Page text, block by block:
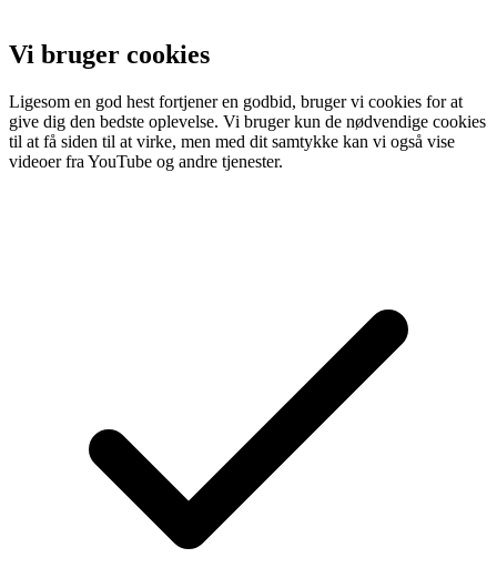
Vi bruger cookies
Ligesom en god hest fortjener en godbid, bruger vi cookies for at
give dig den bedste oplevelse. Vi bruger kun de nødvendige cookies
til at få siden til at virke, men med dit samtykke kan vi også vise
videoer fra YouTube og andre tjenester.